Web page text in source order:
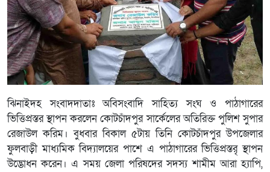
ঝিনাইদহ সংবাদদাতাঃ অবিসংবাদি সাহিত্য সংঘ ও পাঠাগারের
ভিত্তিপ্রস্তর স্থাপন করলেন কোটচাঁদপুর সার্কেলের অতিরিক্ত পুলিশ সুপার
রেজাউল করিম। বুধবার বিকাল ৫টায় তিনি কোটচাঁদপুর উপজেলার
ফুলবাড়ী মাধ্যমিক বিদ্যালয়ের পাশে এ পাঠাগারের ভিত্তিপ্রস্তরৃ স্থাপন
উদ্ভোধন করেন। এ সময় জেলা পরিষদের সদস্য শামীম আরা হ্যাপি,